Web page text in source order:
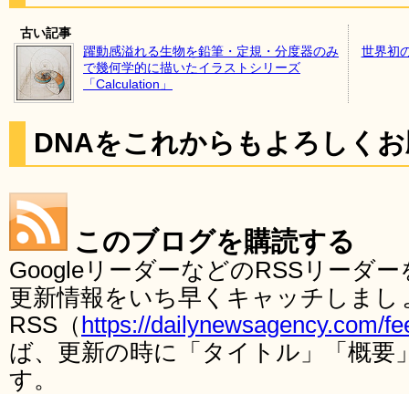
古い記事
躍動感溢れる生物を鉛筆・定規・分度器のみ
で幾何学的に描いたイラストシリーズ
「Calculation」
世界初
DNAをこれからもよろしく
このブログを購読する
GoogleリーダーなどのRSSリーダ
更新情報をいち早くキャッチしま
RSS（ https://dailynewsagency.com/
ば、更新の時に「タイトル」「概要
す。